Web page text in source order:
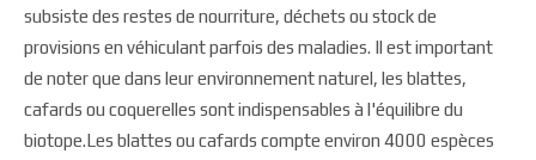
subsiste des restes de nourriture, déchets ou stock de
provisions en véhiculant parfois des maladies. Il est important
de noter que dans leur environnement naturel, les blattes,
cafards ou coquerelles sont indispensables à l'équilibre du
biotope.Les blattes ou cafards compte environ 4000 espèces